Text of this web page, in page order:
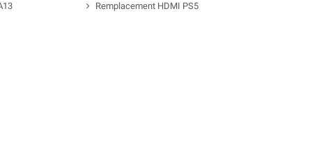
Remplacement HDMI PS5